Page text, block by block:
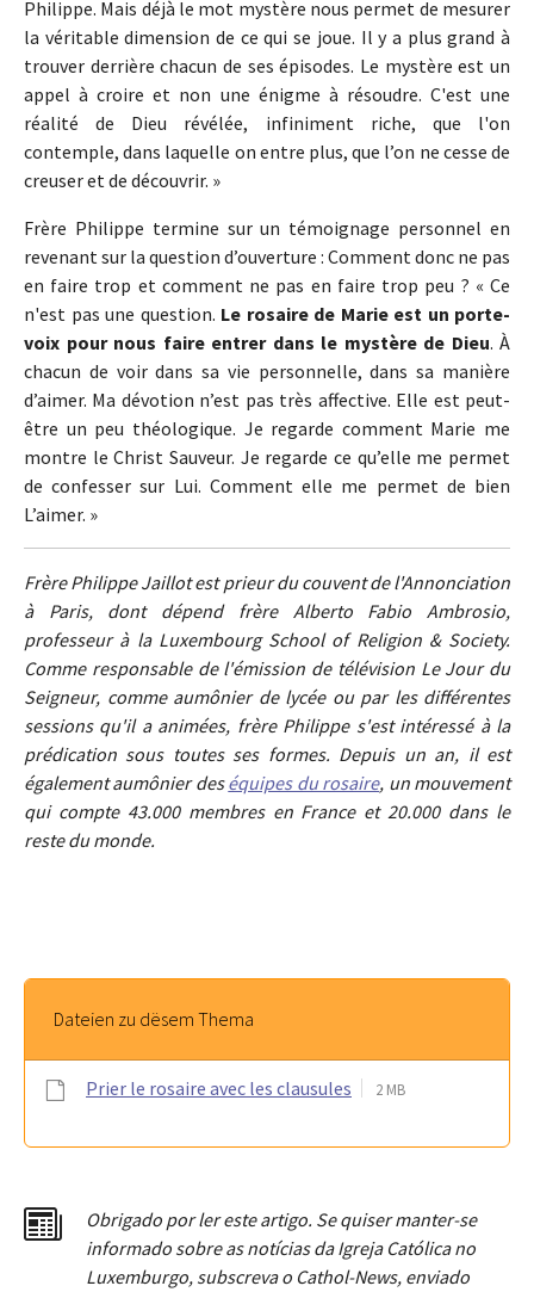
Philippe. Mais déjà le mot mystère nous permet de mesurer
la véritable dimension de ce qui se joue. Il y a plus grand à
trouver derrière chacun de ses épisodes. Le mystère est un
appel à croire et non une énigme à résoudre. C'est une
réalité de Dieu révélée, infiniment riche, que l'on
contemple, dans laquelle on entre plus, que l’on ne cesse de
creuser et de découvrir. »
Frère Philippe termine sur un témoignage personnel en
revenant sur la question d’ouverture : Comment donc ne pas
en faire trop et comment ne pas en faire trop peu ? « Ce
n'est pas une question. Le rosaire de Marie est un porte-
voix pour nous faire entrer dans le mystère de Dieu. À
chacun de voir dans sa vie personnelle, dans sa manière
d’aimer. Ma dévotion n’est pas très affective. Elle est peut-
être un peu théologique. Je regarde comment Marie me
montre le Christ Sauveur. Je regarde ce qu’elle me permet
de confesser sur Lui. Comment elle me permet de bien
L’aimer. »
Frère Philippe Jaillot est prieur du couvent de l'Annonciation
à Paris, dont dépend frère Alberto Fabio Ambrosio,
professeur à la Luxembourg School of Religion & Society.
Comme responsable de l'émission de télévision Le Jour du
Seigneur, comme aumônier de lycée ou par les différentes
sessions qu'il a animées, frère Philippe s'est intéressé à la
prédication sous toutes ses formes. Depuis un an, il est
également aumônier deséquipes du rosaire, un mouvement
qui compte 43.000 membres en France et 20.000 dans le
reste du monde.
Dateien zu dësem Thema
Prier le rosaire avec les clausules 2 MB
Obrigado por ler este artigo. Se quiser manter-se
informado sobre as notícias da Igreja Católica no
Luxemburgo, subscreva o Cathol-News, enviado